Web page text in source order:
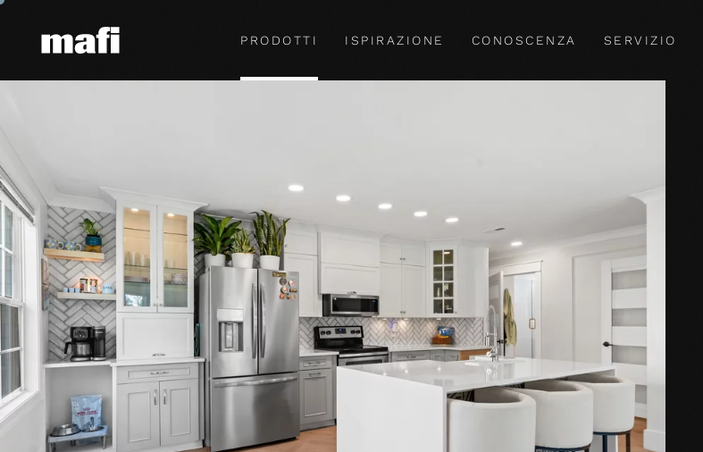
PRODOTTI ISPIRAZIONE CONOSCENZA SERVIZIO